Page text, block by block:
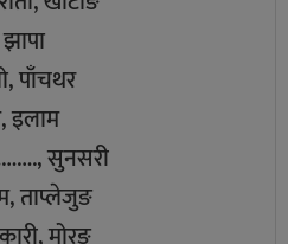
पाँचथर
इलाम
सुनसरी
ताप्लेजुङ